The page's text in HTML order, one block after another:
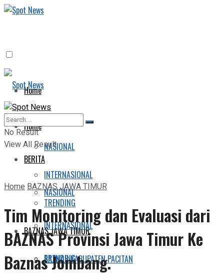
Home
BERITA
NASIONAL
INTERNASIONAL
TRENDING
BAZNAS JAWA TIMUR
BAZNAS KABUPATEN PACITAN
Home
BERITA
NASIONAL
INTERNASIONAL
TRENDING
No Result
View All Result
HomeBAZNAS JAWA TIMUR
Tim Monitoring dan Evaluasi dari
BAZNAS Provinsi Jawa Timur Ke
Baznas Jombang.